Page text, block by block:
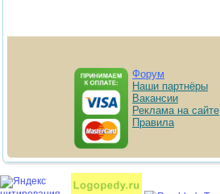
Форум
Наши партнёры
Вакансии
Реклама на сайте
Правила